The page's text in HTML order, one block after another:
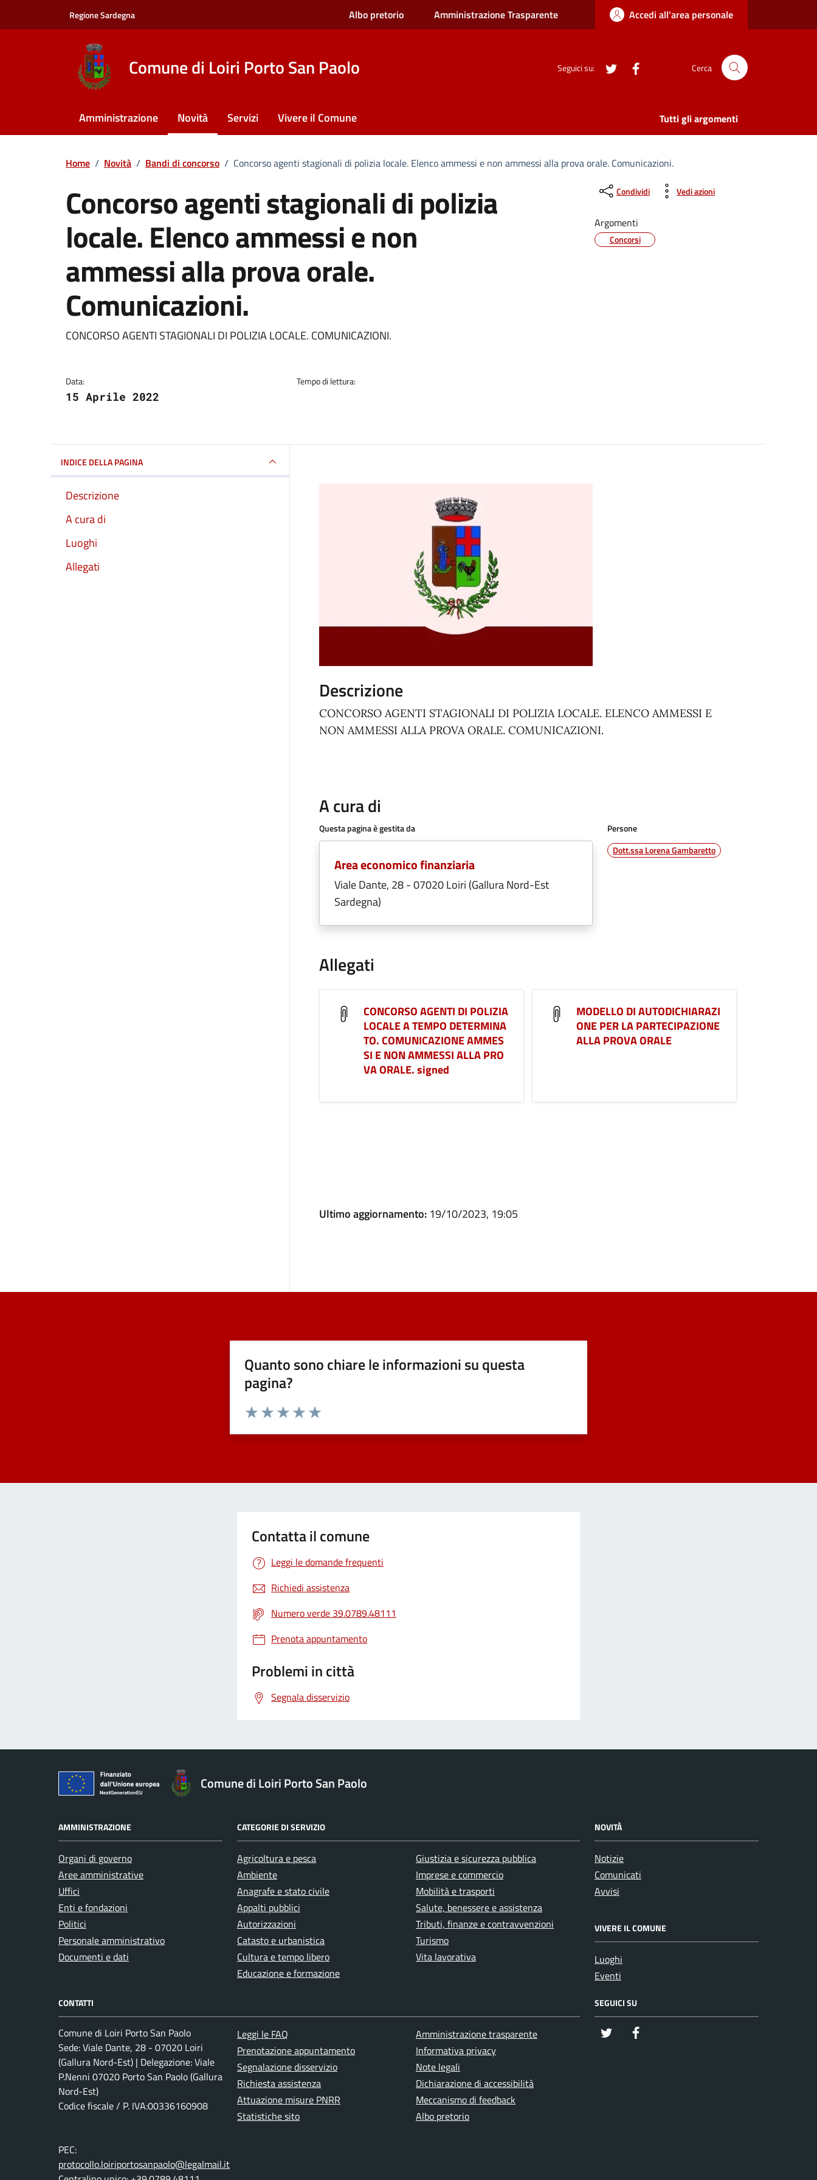
Regione Sardegna Albo pretorio Amministrazione Trasparente Accedi all'area personale
Comune di Loiri Porto San Paolo Seguici su: twitter Cerca
Amministrazione Novità Servizi Vivere il Comune Tutti gli argomenti
Home / Novità / Bandi di concorso / Concorso agenti stagionali di polizia locale. Elenco ammessi e non ammessi alla prova orale. Comunicazioni.
Concorso agenti stagionali di polizia
locale. Elenco ammessi e non
ammessi alla prova orale.
Comunicazioni.
Dettagli della notizia
CONCORSO AGENTI STAGIONALI DI POLIZIA LOCALE. COMUNICAZIONI.
Data:
15 Aprile 2022
Tempo di lettura:
Condividi Vedi azioni
Argomenti
Concorsi
INDICE DELLA PAGINA
Descrizione
A cura di
Luoghi
Allegati
Descrizione
CONCORSO AGENTI STAGIONALI DI POLIZIA LOCALE. ELENCO AMMESSI E
NON AMMESSI ALLA PROVA ORALE. COMUNICAZIONI.
A cura di
Questa pagina è gestita da
Area economico finanziaria
Viale Dante, 28 - 07020 Loiri (Gallura Nord-Est
Sardegna)
Persone
Dott.ssa Lorena Gambaretto
Allegati
CONCORSO AGENTI DI POLIZIA
LOCALE A TEMPO DETERMINA
TO. COMUNICAZIONE AMMES
SI E NON AMMESSI ALLA PRO
VA ORALE. signed
MODELLO DI AUTODICHIARAZI
ONE PER LA PARTECIPAZIONE
ALLA PROVA ORALE
Ultimo aggiornamento: 19/10/2023, 19:05
Quanto sono chiare le informazioni su questa
pagina?
Contatta il comune
Leggi le domande frequenti
Richiedi assistenza
Numero verde 39.0789.48111
Prenota appuntamento
Problemi in città
Segnala disservizio
Comune di Loiri Porto San Paolo
AMMINISTRAZIONE
Organi di governo
Aree amministrative
Uffici
Enti e fondazioni
Politici
Personale amministrativo
Documenti e dati
CATEGORIE DI SERVIZIO
Agricoltura e pesca
Ambiente
Anagrafe e stato civile
Appalti pubblici
Autorizzazioni
Catasto e urbanistica
Cultura e tempo libero
Educazione e formazione
Giustizia e sicurezza pubblica
Imprese e commercio
Mobilità e trasporti
Salute, benessere e assistenza
Tributi, finanze e contravvenzioni
Turismo
Vita lavorativa
NOVITÀ
Notizie
Comunicati
Avvisi
VIVERE IL COMUNE
Luoghi
Eventi
CONTATTI
Comune di Loiri Porto San Paolo
Sede: Viale Dante, 28 - 07020 Loiri
(Gallura Nord-Est) | Delegazione: Viale
P.Nenni 07020 Porto San Paolo (Gallura
Nord-Est)
Codice fiscale / P. IVA:00336160908
PEC:
protocollo.loiriportosanpaolo@legalmail.it
Leggi le FAQ
Prenotazione appuntamento
Segnalazione disservizio
Richiesta assistenza
Attuazione misure PNRR
Statistiche sito
Amministrazione trasparente
Informativa privacy
Note legali
Dichiarazione di accessibilità
Meccanismo di feedback
Albo pretorio
SEGUICI SU
twitter